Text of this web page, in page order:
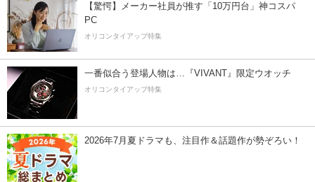
【驚愕】メーカー社員が推す「10万円台」神コスパ
PC
オリコンタイアップ特集
一番似合う登場人物は…『VIVANT』限定ウオッチ
オリコンタイアップ特集
2026年7月夏ドラマも、注目作＆話題作が勢ぞろい！